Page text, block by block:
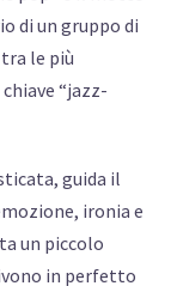
di un gruppo di
le più
“jazz-
guida il
ironia e
un piccolo
in perfetto